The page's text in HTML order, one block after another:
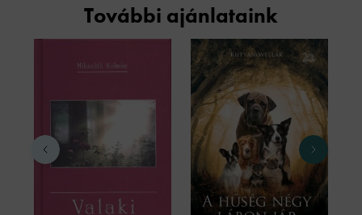
További ajánlataink